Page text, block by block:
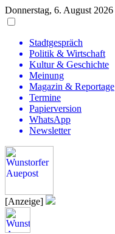
Donnerstag, 6. August 2026
Stadtgespräch
Politik & Wirtschaft
Kultur & Geschichte
Meinung
Magazin & Reportage
Termine
Papierversion
WhatsApp
Newsletter
[Anzeige]